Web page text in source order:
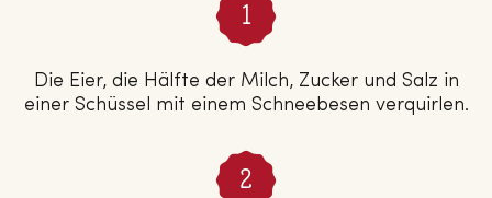
Die Eier, die Hälfte der Milch, Zucker und Salz in
einer Schüssel mit einem Schneebesen verquirlen.